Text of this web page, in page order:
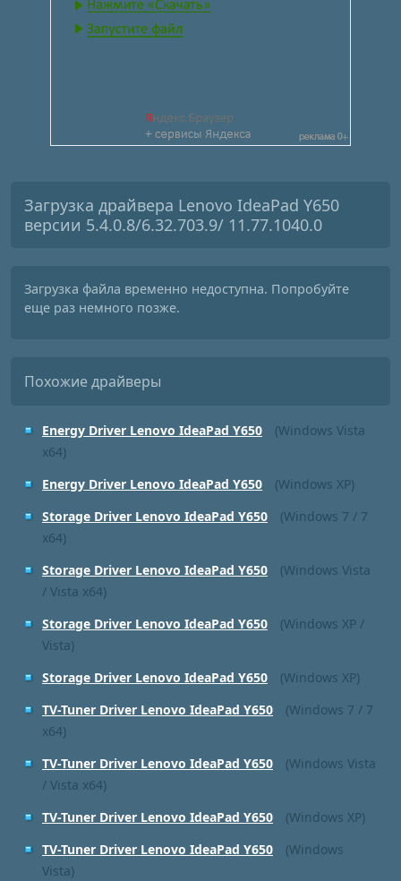
Загрузка драйвера Lenovo IdeaPad Y650
версии 5.4.0.8/6.32.703.9/ 11.77.1040.0
Загрузка файла временно недоступна. Попробуйте
еще раз немного позже.
Похожие драйверы
Energy Driver Lenovo IdeaPad Y650
(Windows Vista
x64)
Energy Driver Lenovo IdeaPad Y650
(Windows XP)
Storage Driver Lenovo IdeaPad Y650
(Windows 7 / 7
x64)
Storage Driver Lenovo IdeaPad Y650
(Windows Vista
/ Vista x64)
Storage Driver Lenovo IdeaPad Y650
(Windows XP /
Vista)
Storage Driver Lenovo IdeaPad Y650
(Windows XP)
TV-Tuner Driver Lenovo IdeaPad Y650
(Windows 7 / 7
x64)
TV-Tuner Driver Lenovo IdeaPad Y650
(Windows Vista
/ Vista x64)
TV-Tuner Driver Lenovo IdeaPad Y650
(Windows XP)
TV-Tuner Driver Lenovo IdeaPad Y650
(Windows
Vista)